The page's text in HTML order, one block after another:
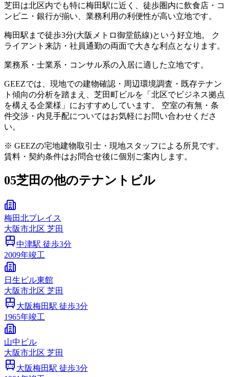
芝田は北区内でも特に梅田駅に近く、徒歩圏内に飲食店・コ
ンビニ・銀行が揃い、業務利用の利便性が高い立地です。
梅田駅まで徒歩3分(大阪メトロ御堂筋線)という好立地。 ク
ライアント来訪・社員通勤の両面で大きな利点となります。
業務系・士業系・コンサル系の入居に適した立地です。
GEEZでは、現地での建物確認・周辺環境調査・既存テナン
ト傾向の分析を踏まえ、芝田町ビルを「北区でビジネス拠点
を構える企業様」におすすめしています。 空室の有無・条
件交渉・内見手配についてはお気軽にお問い合わせくださ
い。
※ GEEZの宅地建物取引士・現地スタッフによる所見です。
賃料・契約条件はお問合せ後に個別ご案内します。
05芝田の他のテナントビル
梅田北プレイス
大阪市北区 芝田
中津駅 徒歩3分
2009年竣工
日生ビル東館
大阪市北区 芝田
大阪梅田駅 徒歩3分
1965年竣工
山中ビル
大阪市北区 芝田
大阪梅田駅 徒歩3分